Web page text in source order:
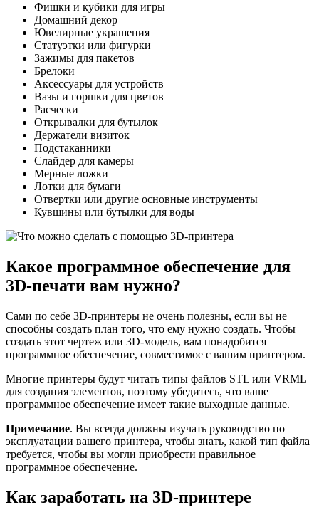
Фишки и кубики для игры
Домашний декор
Ювелирные украшения
Статуэтки или фигурки
Зажимы для пакетов
Брелоки
Аксессуары для устройств
Вазы и горшки для цветов
Расчески
Открывалки для бутылок
Держатели визиток
Подстаканники
Слайдер для камеры
Мерные ложки
Лотки для бумаги
Отвертки или другие основные инструменты
Кувшины или бутылки для воды
Какое программное обеспечение для
3D-печати вам нужно?
Сами по себе 3D-принтеры не очень полезны, если вы не
способны создать план того, что ему нужно создать. Чтобы
создать этот чертеж или 3D-модель, вам понадобится
программное обеспечение, совместимое с вашим принтером.
Многие принтеры будут читать типы файлов STL или VRML
для создания элементов, поэтому убедитесь, что ваше
программное обеспечение имеет такие выходные данные.
Примечание. Вы всегда должны изучать руководство по
эксплуатации вашего принтера, чтобы знать, какой тип файла
требуется, чтобы вы могли приобрести правильное
программное обеспечение.
Как заработать на 3D-принтере